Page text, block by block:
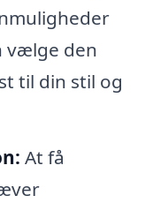
vælge den
til din stil og
At få